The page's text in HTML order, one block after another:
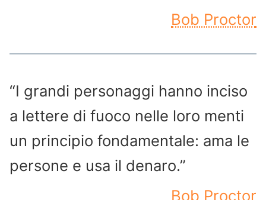
Bob Proctor
“I grandi personaggi hanno inciso
a lettere di fuoco nelle loro menti
un principio fondamentale: ama le
persone e usa il denaro.”
Bob Proctor